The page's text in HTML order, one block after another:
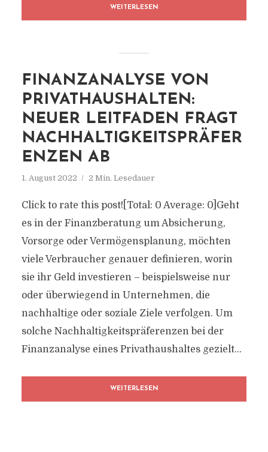
WEITERLESEN
FINANZANALYSE VON
PRIVATHAUSHALTEN:
NEUER LEITFADEN FRAGT
NACHHALTIGKEITSPRÄFER
ENZEN AB
1. August 2022 2 Min. Lesedauer
Click to rate this post![Total: 0 Average: 0]Geht
es in der Finanzberatung um Absicherung,
Vorsorge oder Vermögensplanung, möchten
viele Verbraucher genauer definieren, worin
sie ihr Geld investieren – beispielsweise nur
oder überwiegend in Unternehmen, die
nachhaltige oder soziale Ziele verfolgen. Um
solche Nachhaltigkeitspräferenzen bei der
Finanzanalyse eines Privathaushaltes gezielt...
WEITERLESEN